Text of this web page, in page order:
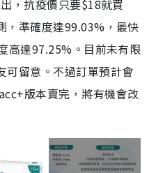
，抗疫價只要$18就買
，準確度達99.03%，最快
高達97.25%。目前未有限
可留意。不過訂單預計會
版本賣完，將有機會改